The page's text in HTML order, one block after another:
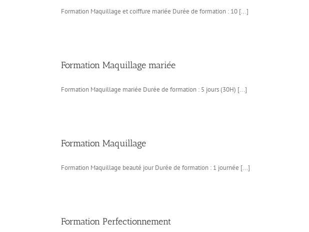
Formation Maquillage et coiffure mariée Durée de formation : 10 [...]
Formation Maquillage mariée
Formation Maquillage mariée Durée de formation : 5 jours (30H) [...]
Formation Maquillage
Formation Maquillage beauté jour Durée de formation : 1 journée [...]
Formation Perfectionnement